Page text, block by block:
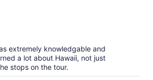
extremely knowledgable and
a lot about Hawaii, not just
stops on the tour.